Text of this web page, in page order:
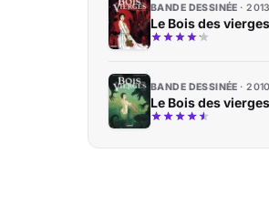
BANDE DESSINÉE 2013
Le Bois des
BANDE DESSINÉE 2010
Le Bois des